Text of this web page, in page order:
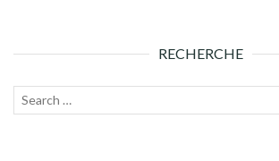
RECHERCHE
Recherche